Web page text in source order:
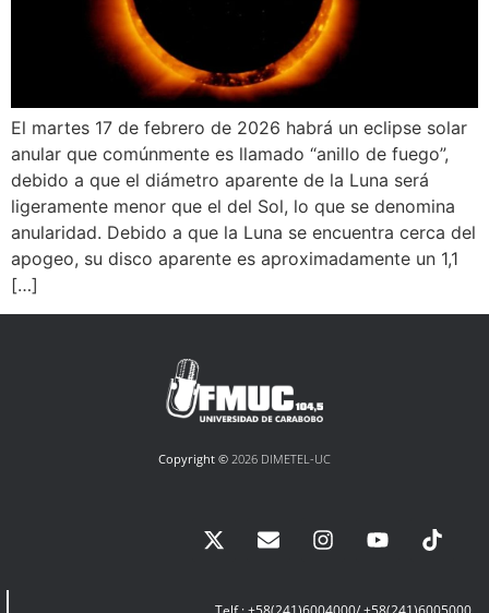
El martes 17 de febrero de 2026 habrá un eclipse solar
anular que comúnmente es llamado “anillo de fuego”,
debido a que el diámetro aparente de la Luna será
ligeramente menor que el del Sol, lo que se denomina
anularidad. Debido a que la Luna se encuentra cerca del
apogeo, su disco aparente es aproximadamente un 1,1
[…]
Copyright © 2026 DIMETEL-UC